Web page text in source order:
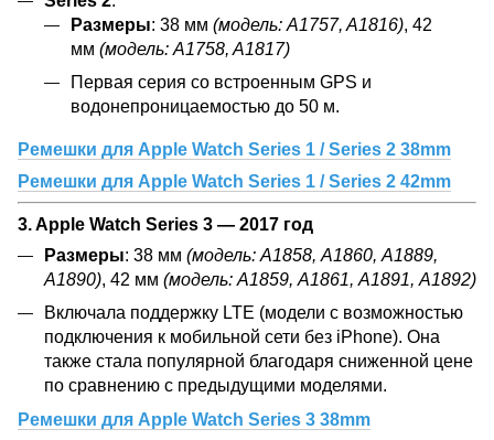
Размеры: 38 мм (модель: A1757, A1816), 42
мм (модель: A1758, A1817)
Первая серия со встроенным GPS и
водонепроницаемостью до 50 м.
Ремешки для Apple Watch Series 1 / Series 2 38mm
Ремешки для Apple Watch Series 1 / Series 2 42mm
3. Apple Watch Series 3 — 2017 год
Размеры: 38 мм (модель: А1858, А1860, А1889,
А1890), 42 мм (модель: А1859, А1861, А1891, А1892)
Включала поддержку LTE (модели с возможностью
подключения к мобильной сети без iPhone). Она
также стала популярной благодаря сниженной цене
по сравнению с предыдущими моделями.
Ремешки для Apple Watch Series 3 38mm